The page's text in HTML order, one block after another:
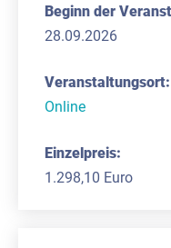
28.09.2026
Online
1.298,10 Euro